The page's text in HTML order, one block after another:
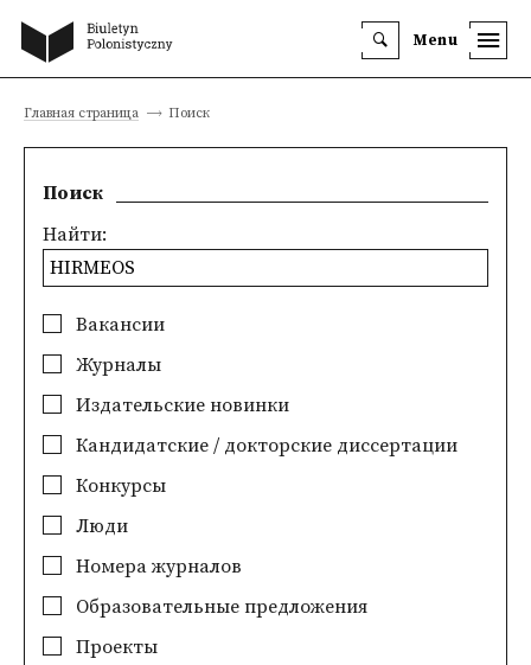
Menu
Главная страница Поиск
Поиск
Найти:
Вакансии
Журналы
Издательские новинки
Кандидатские / докторские диссертации
Конкурсы
Люди
Номера журналов
Образовательные предложения
Проекты